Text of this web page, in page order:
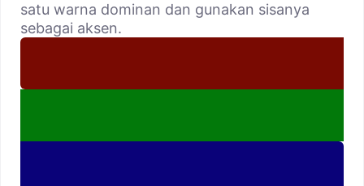
satu warna dominan dan gunakan sisanya
sebagai aksen.